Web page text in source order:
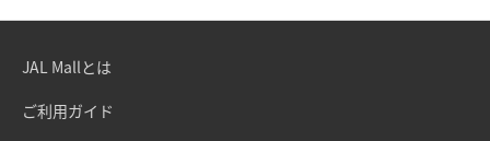
JAL Mallとは
ご利用ガイド